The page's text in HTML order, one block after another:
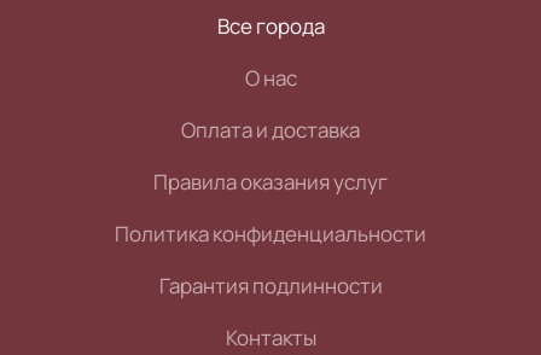
Все города
О нас
Оплата и доставка
Правила оказания услуг
Политика конфиденциальности
Гарантия подлинности
Контакты